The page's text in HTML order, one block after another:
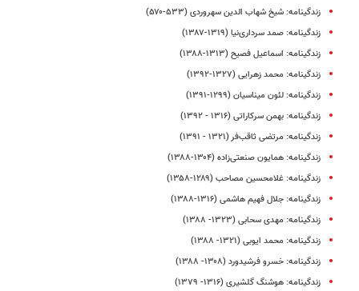
زندگینامه: شیخ شهاب الدین سهروردی (۵۳۳-۵۷۰)
زندگینامه: صمد سرداری‌نیا (۱۳۱۹-۱۳۸۷)
زندگینامه: اسماعیل فصیح (۱۳۱۳-۱۳۸۸)
زندگینامه: محمد زهرایی (۱۳۲۷-۱۳۹۲)
زندگینامه: لئون میناسیان (۱۲۹۹-۱۳۹۱)
زندگینامه: بهمن سرکاراتی (۱۳۱۶ - ۱۳۹۲)
زندگینامه: مرتضی ثاقب‌فر (۱۳۲۱ - ۱۳۹۱)
زندگینامه: همایون صنعتی‌زاده (۱۳۰۴-۱۳۸۸)
زندگینامه‌: غلامحسین مصاحب (۱۲۸۹-۱۳۵۸)
زندگینامه: جلال فهیم هاشمی (۱۳۱۶-۱۳۸۸)
زندگینامه: مهدی سحابی (۱۳۲۳- ۱۳۸۸)
زندگینامه: محمد ایوبی (۱۳۲۱- ۱۳۸۸)
زندگینامه: خسرو فرشیدورد (۱۳۰۸- ۱۳۸۸)
زندگینامه: هوشنگ گلشیری (۱۳۱۶- ۱۳۷۹)